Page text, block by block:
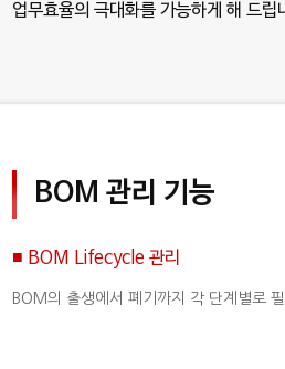
업무효율의 극대화를 가능하게 해 드립
BOM 관리 기능
■ BOM Lifecycle 관리
BOM의 출생에서 폐기까지 각 단계별로